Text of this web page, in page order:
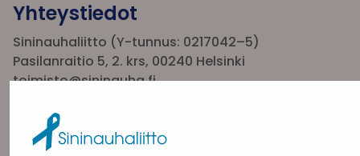
Yhteystiedot
Sininauhaliitto (Y-tunnus: 0217042–5)
Pasilanraitio 5, 2. krs, 00240 Helsinki
toimisto@sininauha.fi